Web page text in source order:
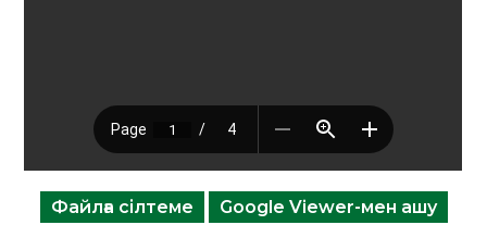
Файлға сілтеме Google Viewer-мен ашу